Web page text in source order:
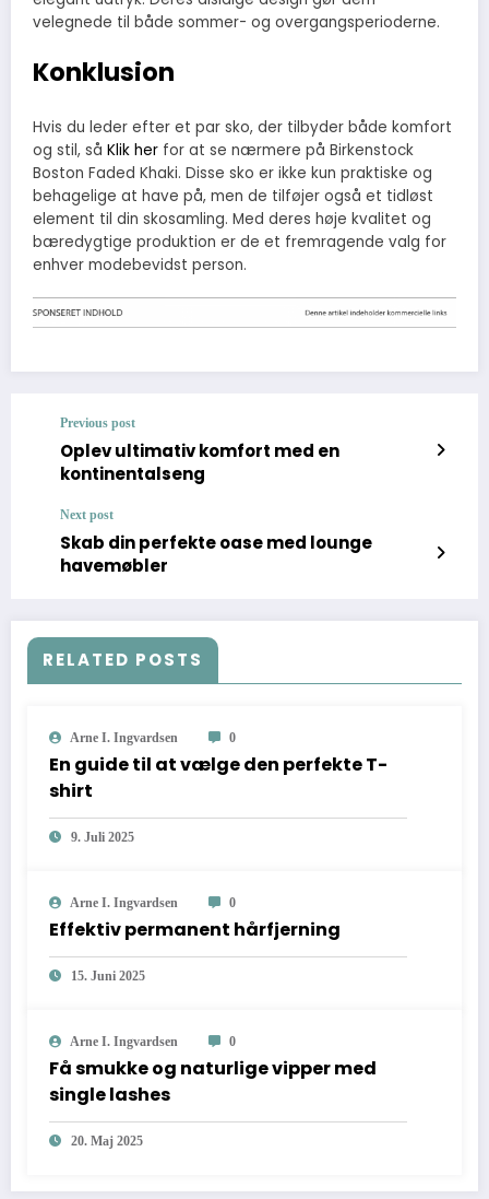
velegnede til både sommer- og overgangsperioderne.
Konklusion
Hvis du leder efter et par sko, der tilbyder både komfort
og stil, så Klik her for at se nærmere på Birkenstock
Boston Faded Khaki. Disse sko er ikke kun praktiske og
behagelige at have på, men de tilføjer også et tidløst
element til din skosamling. Med deres høje kvalitet og
bæredygtige produktion er de et fremragende valg for
enhver modebevidst person.
Previous post
Oplev ultimativ komfort med en
kontinentalseng
Next post
Skab din perfekte oase med lounge
havemøbler
RELATED POSTS
Arne I. Ingvardsen 0
En guide til at vælge den perfekte T-
shirt
9. Juli 2025
Arne I. Ingvardsen 0
Effektiv permanent hårfjerning
15. Juni 2025
Arne I. Ingvardsen 0
Få smukke og naturlige vipper med
single lashes
20. Maj 2025